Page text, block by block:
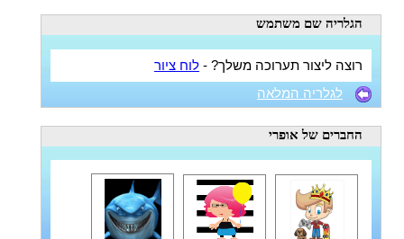
הגלריה שם משתמש
רוצה ליצור תערוכה משלך? - לוח ציור
לגלריה המלאה
החברים של אופרי